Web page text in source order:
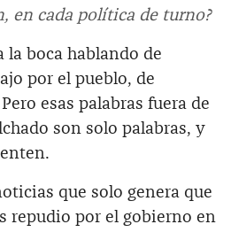
en cada política de turno?
la boca hablando de
por el pueblo, de
esas palabras fuera de
son solo palabras, y
que solo genera que
repudio por el gobierno en